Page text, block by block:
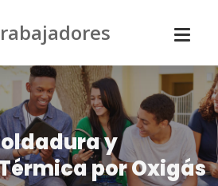
y
por Oxigás